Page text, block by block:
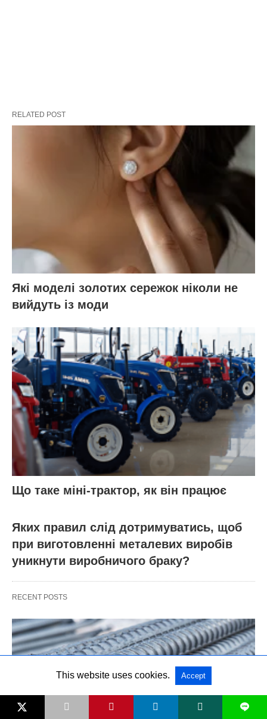
RELATED POST
Які моделі золотих сережок ніколи не
вийдуть із моди
Що таке міні-трактор, як він працює
Яких правил слід дотримуватись, щоб
при виготовленні металевих виробів
уникнути виробничого браку?
RECENT POSTS
L
This website uses cookies. Accept